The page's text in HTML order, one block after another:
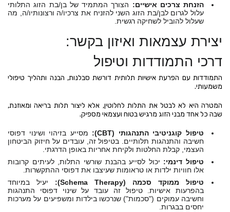
הזנחת צרכים אישיים: הצורך המתמיד של בן/בת הזוג התלותי
עלול לגרום לבן/בת הזוג השני להזניח את צרכיו/ה ורצונותיו/ה, מה
שעלול להוביל לשחיקה רגשית.
יצירת עצמאות ואיזון בקשר:
דרכי התמודדות וטיפול
התמודדות עם הפרעת אישיות תלותית דורשת סבלנות, הבנה ותהליך טיפולי
משמעותי.
המטרה היא לא לבטל את התלות לחלוטין, אלא ליצור תלות בריאה ומאוזנת,
שבה כל אחד מבני הזוג מרגיש בטוח ועצמאי מספיק.
טיפול קוגניטיבי התנהגותי (CBT):
מסייע בזיהוי ושינוי דפוסי
חשיבה והתנהגות תלותיים. בטיפול זה, עובדים על חיזוק הביטחון
העצמי, קבלת החלטות ולקיחת אחריות באופן הדרגתי.
טיפול דינמי: יכול לסייע בהבנת שורשי התלות, לעיתים קרובות
אלו חוויות ילדות או טראומות שעיצבו את דפוסי ההתקשרות.
טיפול ממוקד סכמה (Schema Therapy):
יעיל במיוחד
בהפרעות אישיות. טיפול זה עובד על שינוי דפוסי התנהגות
וחשיבה עמוקים ("סכמות") שנרכשו בילדות ומשפיעים על מערכות
יחסים בבגרות.